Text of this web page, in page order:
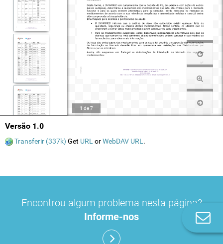
1 de7
Versão 1.0
Transferir (337k) Get URL orWebDAV URL .
Encontrou algum problema nesta página?
Informe-nos